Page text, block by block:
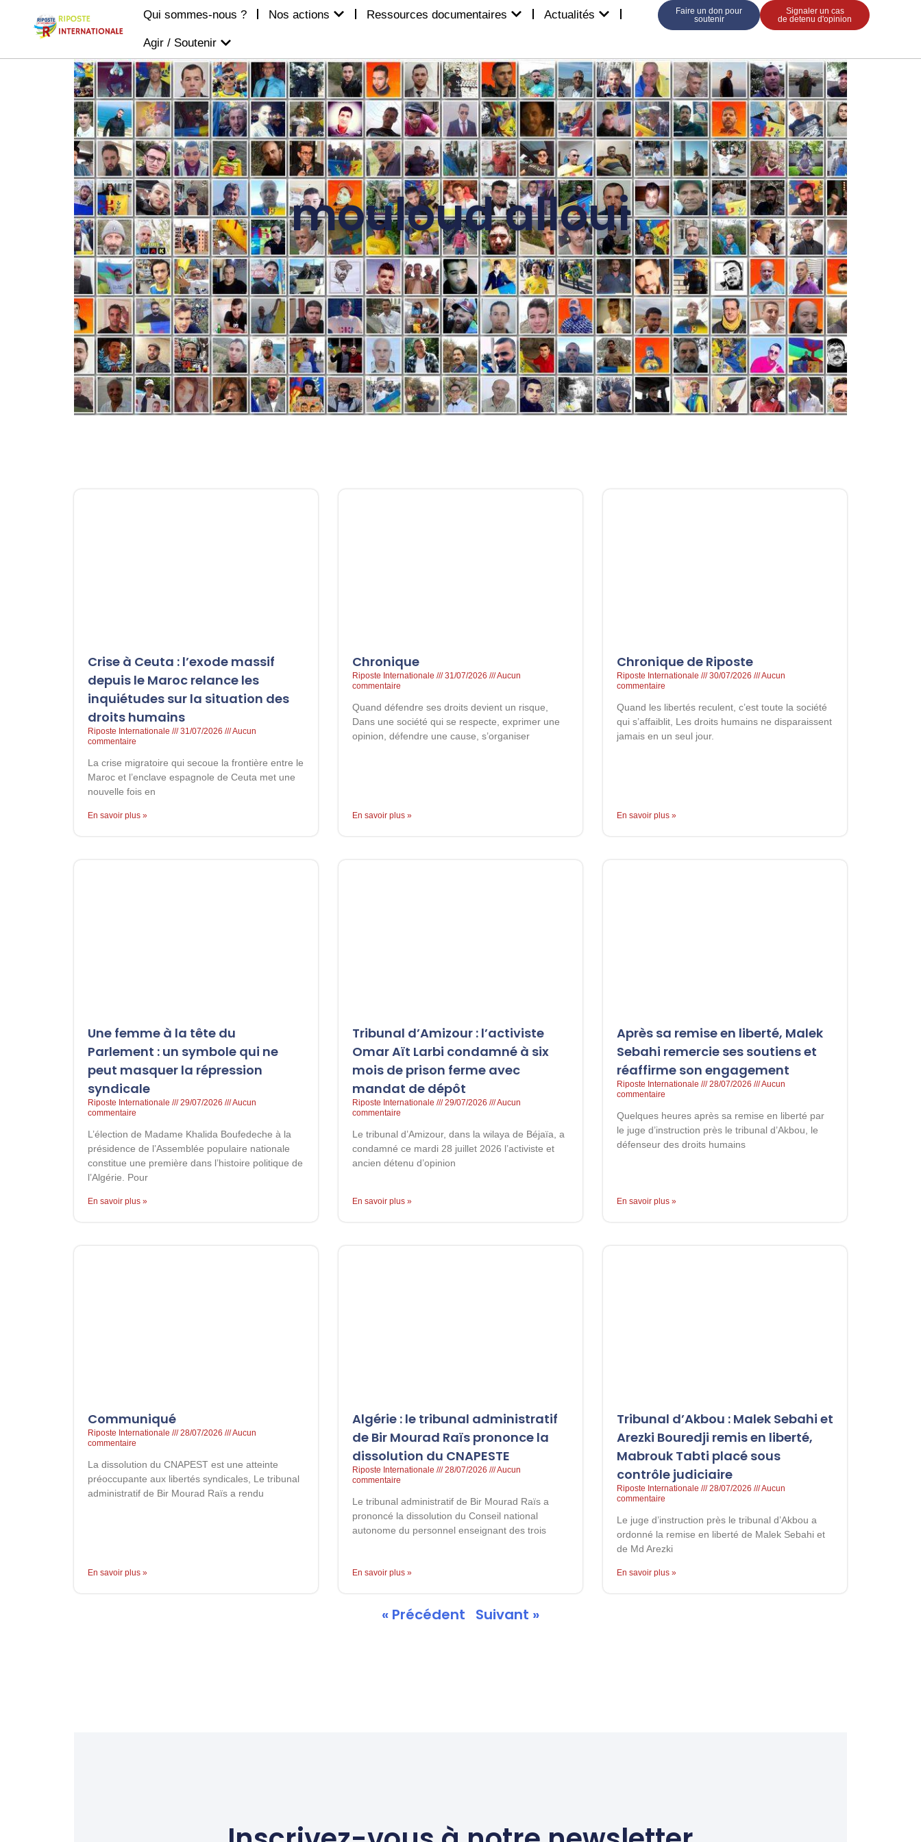
Qui sommes-nous ? Nos actions Ressources documentaires Actualités
Agir / Soutenir
Faire un don pour
soutenir
Signaler un cas
de detenu d'opinion
mouloud alloui
Crise à Ceuta : l’exode massif
depuis le Maroc relance les
inquiétudes sur la situation des
droits humains
Riposte Internationale 31/07/2026
Aucun
commentaire
La crise migratoire qui secoue la frontière entre le
Maroc et l’enclave espagnole de Ceuta met une
nouvelle fois en
En savoir plus »
Chronique
Riposte Internationale 31/07/2026
Aucun
commentaire
Quand défendre ses droits devient un risque,
Dans une société qui se respecte, exprimer une
opinion, défendre une cause, s’organiser
En savoir plus »
Chronique de Riposte
Riposte Internationale 30/07/2026
Aucun
commentaire
Quand les libertés reculent, c’est toute la société
qui s’affaiblit, Les droits humains ne disparaissent
jamais en un seul jour.
En savoir plus »
Une femme à la tête du
Parlement : un symbole qui ne
peut masquer la répression
syndicale
Riposte Internationale 29/07/2026
Aucun
commentaire
L’élection de Madame Khalida Boufedeche à la
présidence de l’Assemblée populaire nationale
constitue une première dans l’histoire politique de
l’Algérie. Pour
En savoir plus »
Tribunal d’Amizour : l’activiste
Omar Aït Larbi condamné à six
mois de prison ferme avec
mandat de dépôt
Riposte Internationale 29/07/2026
Aucun
commentaire
Le tribunal d’Amizour, dans la wilaya de Béjaïa, a
condamné ce mardi 28 juillet 2026 l’activiste et
ancien détenu d’opinion
En savoir plus »
Après sa remise en liberté, Malek
Sebahi remercie ses soutiens et
réaffirme son engagement
Riposte Internationale 28/07/2026
Aucun
commentaire
Quelques heures après sa remise en liberté par
le juge d’instruction près le tribunal d’Akbou, le
défenseur des droits humains
En savoir plus »
Communiqué
Riposte Internationale 28/07/2026
Aucun
commentaire
La dissolution du CNAPEST est une atteinte
préoccupante aux libertés syndicales, Le tribunal
administratif de Bir Mourad Raïs a rendu
En savoir plus »
Algérie : le tribunal administratif
de Bir Mourad Raïs prononce la
dissolution du CNAPESTE
Riposte Internationale 28/07/2026
Aucun
commentaire
Le tribunal administratif de Bir Mourad Raïs a
prononcé la dissolution du Conseil national
autonome du personnel enseignant des trois
En savoir plus »
Tribunal d’Akbou : Malek Sebahi et
Arezki Bouredji remis en liberté,
Mabrouk Tabti placé sous
contrôle judiciaire
Riposte Internationale 28/07/2026
Aucun
commentaire
Le juge d’instruction près le tribunal d’Akbou a
ordonné la remise en liberté de Malek Sebahi et
de Md Arezki
En savoir plus »
« Précédent Suivant »